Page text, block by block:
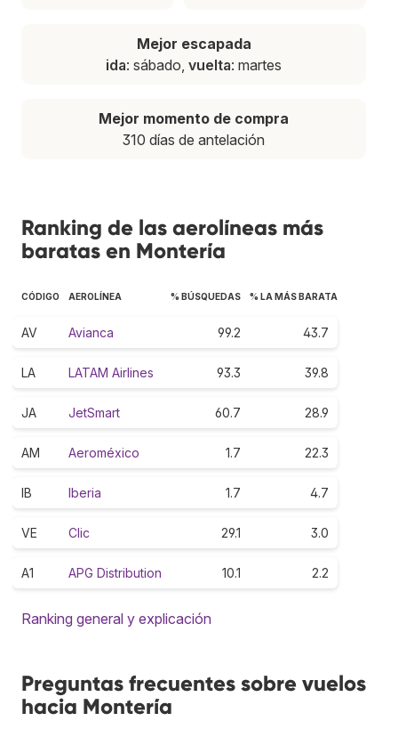
Mejor escapada
ida: sábado, vuelta: martes
Mejor momento de compra
310 días de antelación
Ranking de las aerolíneas más
baratas en Montería
CÓDIGO AEROLÍNEA % BÚSQUEDAS % LA MÁS BARATA
AV Avianca 99.2 43.7
LA LATAM Airlines 93.3 39.8
JA JetSmart 60.7 28.9
AM Aeroméxico 1.7 22.3
IB Iberia 1.7 4.7
VE Clic 29.1 3.0
A1 APG Distribution 10.1 2.2
Ranking general y explicación
Preguntas frecuentes sobre vuelos
hacia Montería